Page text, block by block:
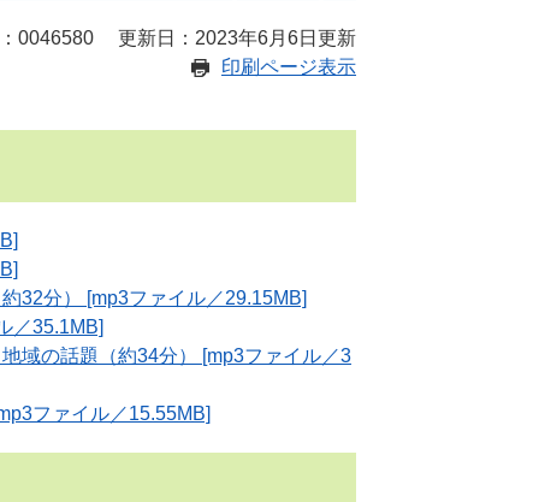
0046580
更新日：2023年6月6日更新
印刷ページ表示
32分） [mp3ファイル／29.15MB]
／35.1MB]
域の話題（約34分） [mp3ファイル／3
ファイル／15.55MB]